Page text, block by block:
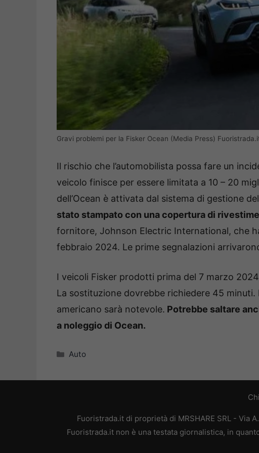
Gravi problemi per la Fisker Ocean (Media Press)
Il rischio che l’automobilista possa fare un
veicolo finisce per essere limitata a 10 – 20
dell’Ocean è attivata dal sistema di gestione
stato stampato con una copertura di
fornitore, Johnson Electric International, che
febbraio 2024. Le prime segnalazioni
I veicoli Fisker prodotti prima del 7 marzo
La sostituzione dovrebbe richiedere 45
americano sarà notevole. Potrebbe saltare
a noleggio di Ocean.
Categorie
Auto
Fuoristrada.it di proprietà di MRSHARE SRL - Via
Fuoristrada.it non è una testata giornalistica, in